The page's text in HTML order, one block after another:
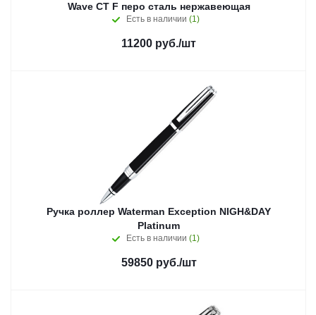
Wave CT F перо сталь нержавеющая
Есть в наличии (1)
11200 руб./шт
Ручка роллер Waterman Exception NIGH&DAY
Platinum
Есть в наличии (1)
59850руб./шт